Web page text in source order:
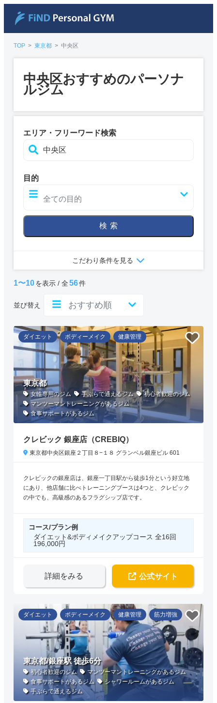
TOP > 東京都 > 中央区
中央区おすすめのパーソナ
ルジム
エリア・フリーワード検索
目的
検索
こだわり条件を見る
1〜10を表示 / 全56件
並び替え
ダイエット ボディーメイク 健康管理
東京都
女性専用のジム 手ぶらで通えるジム
初心者歓迎のジム
マンツーマントレーニングがあるジム
食事サポートがあるジム
クレビック 銀座店（CREBIQ）
東京都中央区銀座２丁目８−１８ グランベル銀座ビル 601
クレビックの銀座店は、銀座一丁目駅から徒歩1分という好立地
にあり、他店舗に比べトレーニングブースは4つと、クレビック
の中でも、高級感のあるフラグシップ店です。
コース/プラン例
ダイエット&ボディメイクアップコース 全16回
196,000円
詳細をみる 公式サイト
ダイエット ボディーメイク 健康管理 筋力増強
東京都/銀座駅 徒歩6分
初心者歓迎のジム
マンツーマントレーニングがあるジム
食事サポートがあるジム
シャワールームがあるジム
手ぶらで通えるジム